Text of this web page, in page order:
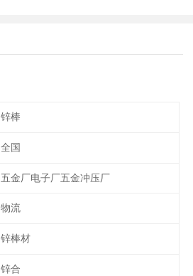
锌棒
全国
五金厂电子厂五金冲压厂
物流
锌棒材
锌合